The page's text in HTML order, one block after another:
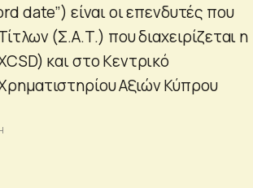
date”) είναι οι επενδυτές που
(Σ.Α.Τ.) που διαχειρίζεται η
και στο Κεντρικό
Αξιών Κύπρου